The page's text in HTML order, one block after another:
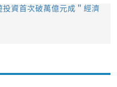
投資首次破萬億元成＂經濟